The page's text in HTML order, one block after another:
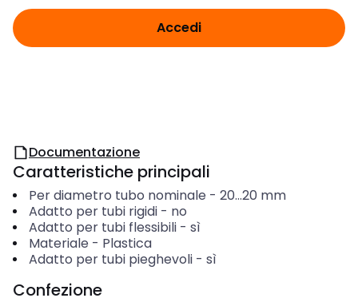
Accedi
Documentazione
Caratteristiche principali
Per diametro tubo nominale - 20...20 mm
Adatto per tubi rigidi- no
Adatto per tubi flessibili- sì
Materiale - Plastica
Adatto per tubi pieghevoli- sì
Confezione